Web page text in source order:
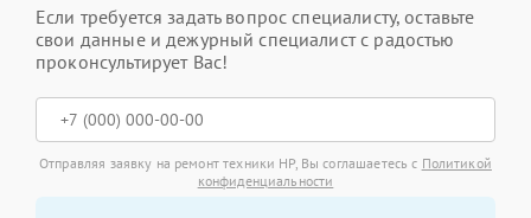
Если требуется задать вопрос специалисту, оставьте
свои данные и дежурный специалист с радостью
проконсультирует Вас!
Отправляя заявку на ремонт техники HP, Вы соглашаетесь с Политикой
конфиденциальности